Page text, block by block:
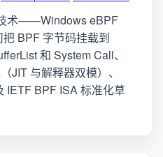
术——Windows eBPF
BPF 字节码挂载到
和 System Call、
JIT 与解释器双模）、
IETF BPF ISA 标准化草